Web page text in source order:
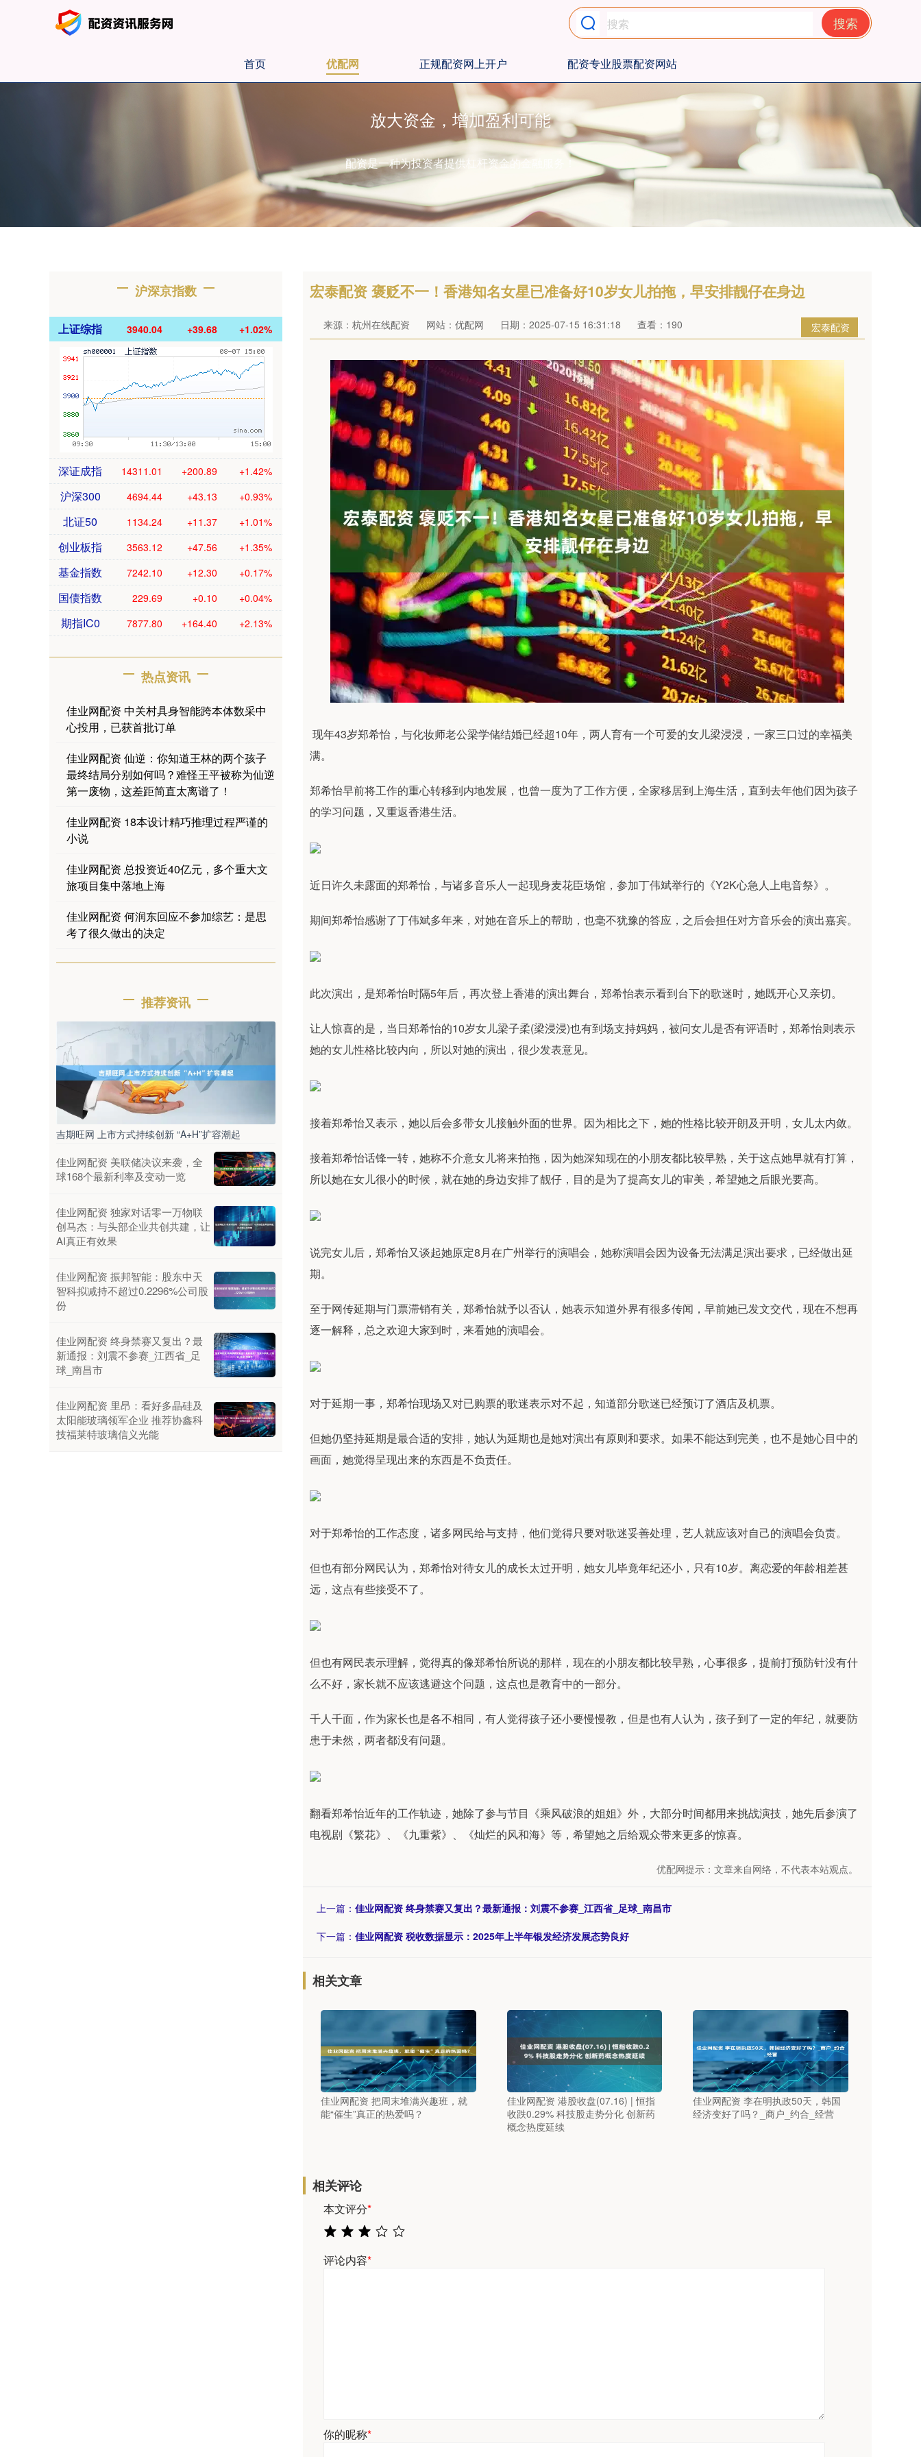
搜索
首页 优配网 正规配资网上开户 配资专业股票配资网站
放大资金，增加盈利可能
配资是一种为投资者提供杠杆资金的金融服务！
宏泰配资 褒贬不一！香港知名女星已准备好10岁女儿拍拖，早安排靓仔在身边
宏泰配资
来源：杭州在线配资 网站：优配网 日期：2025-07-15 16:31:18 查看：190
现年43岁郑希怡，与化妆师老公梁学储结婚已经超10年，两人育有一个可爱的女儿梁浸浸，一家三口过的幸福美
满。
郑希怡早前将工作的重心转移到内地发展，也曾一度为了工作方便，全家移居到上海生活，直到去年他们因为孩子
的学习问题，又重返香港生活。
近日许久未露面的郑希怡，与诸多音乐人一起现身麦花臣场馆，参加丁伟斌举行的《Y2K心急人上电音祭》。
期间郑希怡感谢了丁伟斌多年来，对她在音乐上的帮助，也毫不犹豫的答应，之后会担任对方音乐会的演出嘉宾。
此次演出，是郑希怡时隔5年后，再次登上香港的演出舞台，郑希怡表示看到台下的歌迷时，她既开心又亲切。
让人惊喜的是，当日郑希怡的10岁女儿梁子柔(梁浸浸)也有到场支持妈妈，被问女儿是否有评语时，郑希怡则表示
她的女儿性格比较内向，所以对她的演出，很少发表意见。
接着郑希怡又表示，她以后会多带女儿接触外面的世界。因为相比之下，她的性格比较开朗及开明，女儿太内敛。
接着郑希怡话锋一转，她称不介意女儿将来拍拖，因为她深知现在的小朋友都比较早熟，关于这点她早就有打算，
所以她在女儿很小的时候，就在她的身边安排了靓仔，目的是为了提高女儿的审美，希望她之后眼光要高。
说完女儿后，郑希怡又谈起她原定8月在广州举行的演唱会，她称演唱会因为设备无法满足演出要求，已经做出延
期。
至于网传延期与门票滞销有关，郑希怡就予以否认，她表示知道外界有很多传闻，早前她已发文交代，现在不想再
逐一解释，总之欢迎大家到时，来看她的演唱会。
对于延期一事，郑希怡现场又对已购票的歌迷表示对不起，知道部分歌迷已经预订了酒店及机票。
但她仍坚持延期是最合适的安排，她认为延期也是她对演出有原则和要求。如果不能达到完美，也不是她心目中的
画面，她觉得呈现出来的东西是不负责任。
对于郑希怡的工作态度，诸多网民给与支持，他们觉得只要对歌迷妥善处理，艺人就应该对自己的演唱会负责。
但也有部分网民认为，郑希怡对待女儿的成长太过开明，她女儿毕竟年纪还小，只有10岁。离恋爱的年龄相差甚
远，这点有些接受不了。
但也有网民表示理解，觉得真的像郑希怡所说的那样，现在的小朋友都比较早熟，心事很多，提前打预防针没有什
么不好，家长就不应该逃避这个问题，这点也是教育中的一部分。
千人千面，作为家长也是各不相同，有人觉得孩子还小要慢慢教，但是也有人认为，孩子到了一定的年纪，就要防
患于未然，两者都没有问题。
翻看郑希怡近年的工作轨迹，她除了参与节目《乘风破浪的姐姐》外，大部分时间都用来挑战演技，她先后参演了
电视剧《繁花》、《九重紫》、《灿烂的风和海》等，希望她之后给观众带来更多的惊喜。
优配网提示：文章来自网络，不代表本站观点。
上一篇： 佳业网配资 终身禁赛又复出？最新通报：刘震不参赛_江西省_足球_南昌市
下一篇： 佳业网配资 税收数据显示：2025年上半年银发经济发展态势良好
相关文章
佳业网配资 把周末堆满兴趣班，就
能“催生”真正的热爱吗？
佳业网配资 港股收盘(07.16) | 恒指
收跌0.29% 科技股走势分化 创新药
概念热度延续
佳业网配资 李在明执政50天，韩国
经济变好了吗？_商户_约合_经营
相关评论
本文评分*
评论内容*
你的昵称*
沪深京指数
上证综指 3940.04 +39.68 +1.02%
深证成指 14311.01 +200.89 +1.42%
沪深300 4694.44 +43.13 +0.93%
北证50 1134.24 +11.37 +1.01%
创业板指 3563.12 +47.56 +1.35%
基金指数 7242.10 +12.30 +0.17%
国债指数 229.69 +0.10 +0.04%
期指IC0 7877.80 +164.40 +2.13%
热点资讯
佳业网配资 中关村具身智能跨本体数采中
心投用，已获首批订单
佳业网配资 仙逆：你知道王林的两个孩子
最终结局分别如何吗？难怪王平被称为仙逆
第一废物，这差距简直太离谱了！
佳业网配资 18本设计精巧推理过程严谨的
小说
佳业网配资 总投资近40亿元，多个重大文
旅项目集中落地上海
佳业网配资 何润东回应不参加综艺：是思
考了很久做出的决定
推荐资讯
吉期旺网 上市方式持续创新 “A+H”扩容潮起
佳业网配资 美联储决议来袭，全
球168个最新利率及变动一览
佳业网配资 独家对话零一万物联
创马杰：与头部企业共创共建，让
AI真正有效果
佳业网配资 振邦智能：股东中天
智科拟减持不超过0.2296%公司股
份
佳业网配资 终身禁赛又复出？最
新通报：刘震不参赛_江西省_足
球_南昌市
佳业网配资 里昂：看好多晶硅及
太阳能玻璃领军企业 推荐协鑫科
技福莱特玻璃信义光能